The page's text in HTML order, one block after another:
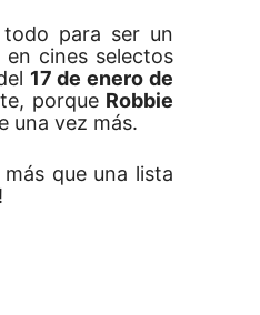
para ser un
cines selectos
17 de enero de
porque Robbie
una vez más.
que una lista